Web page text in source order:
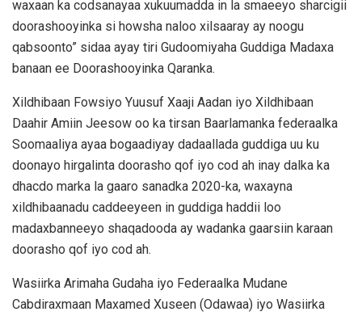
waxaan ka codsanayaa xukuumadda in la smaeeyo sharcigii
doorashooyinka si howsha naloo xilsaaray ay noogu
qabsoonto” sidaa ayay tiri Gudoomiyaha Guddiga Madaxa
banaan ee Doorashooyinka Qaranka.
Xildhibaan Fowsiyo Yuusuf Xaaji Aadan iyo Xildhibaan
Daahir Amiin Jeesow oo ka tirsan Baarlamanka federaalka
Soomaaliya ayaa bogaadiyay dadaallada guddiga uu ku
doonayo hirgalinta doorasho qof iyo cod ah inay dalka ka
dhacdo marka la gaaro sanadka 2020-ka, waxayna
xildhibaanadu caddeeyeen in guddiga haddii loo
madaxbanneeyo shaqadooda ay wadanka gaarsiin karaan
doorasho qof iyo cod ah.
Wasiirka Arimaha Gudaha iyo Federaalka Mudane
Cabdiraxmaan Maxamed Xuseen (Odawaa) iyo Wasiirka